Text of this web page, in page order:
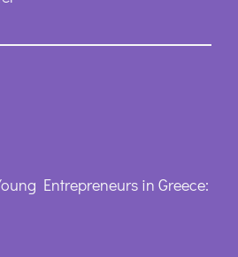
Entrepreneurs in Greece: